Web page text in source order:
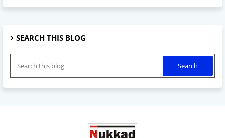
SEARCH THIS BLOG